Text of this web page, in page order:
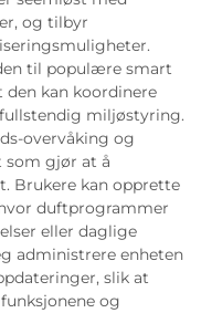
og tilbyr
til populære smart
kan koordinere
miljøstyring.
overvåking og
som gjør at å
Brukere kan opprette
duftprogrammer
eller daglige
administrere enheten
slik at
og